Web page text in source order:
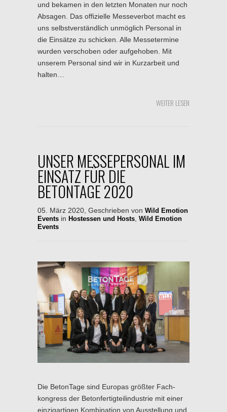
und bekamen in den letzten Monaten nur noch
Absagen. Das offizielle Messeverbot macht es
uns selbstverständlich unmöglich Personal in
die Einsätze zu schicken. Alle Messetermine
wurden verschoben oder aufgehoben. Mit
unserem Personal sind wir in Kurzarbeit und
halten…
WEITER LESEN
UNSER MESSEPERSONAL IM
EINSATZ FÜR DIE
BETONTAGE 2020
05. März 2020, Geschrieben von Wild Emotion
Events in Hostessen und Hosts Wild Emotion
Events
Die BetonTage sind Europas größter Fach­
kongress der Beton­fertig­teil­industrie mit einer
einzig­artigen Kombination von Aus­stellung und